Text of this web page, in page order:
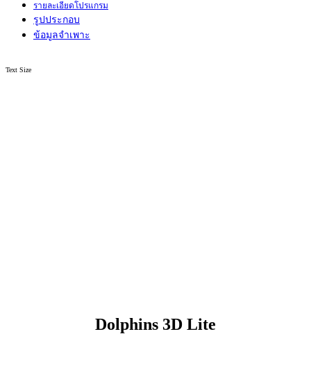
รายละเอียดโปรแกรม
รูปประกอบ
ข้อมูลจำเพาะ
Text Size
Dolphins 3D Lite